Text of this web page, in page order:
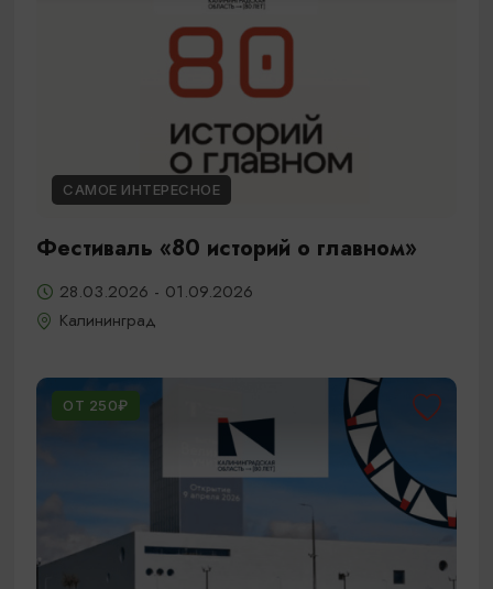
САМОЕ ИНТЕРЕСНОЕ
Фестиваль «80 историй о главном»
28.03.2026 - 01.09.2026
Калининград
ОТ 250₽